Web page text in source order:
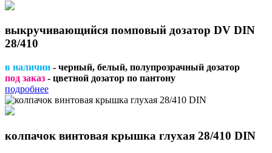
выкручивающийся помповый дозатор DV DIN
28/410
в наличии - черный, белый, полупрозрачный дозатор
под заказ - цветной дозатор по пантону
подробнее
колпачок винтовая крышка глухая 28/410 DIN